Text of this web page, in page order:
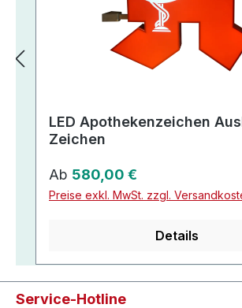
LED Apothekenzeichen
Zeichen
Regulärer Preis:
Ab 580,00 €
Preise exkl. MwSt. zzgl.
Details
Service-Hotline